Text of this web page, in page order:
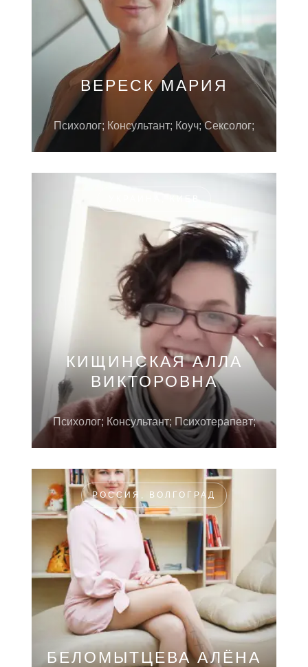
ВЕРЕСК МАРИЯ
Психолог; Консультант; Коуч; Сексолог;
КИЩИНСКАЯ АЛЛА
ВИКТОРОВНА
Психолог; Консультант; Психотерапевт;
РОССИЯ, ВОЛГОГРАД
БЕЛОМЫТЦЕВА АЛЁНА